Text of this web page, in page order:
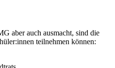
aber auch ausmacht, sind die
teilnehmen können: